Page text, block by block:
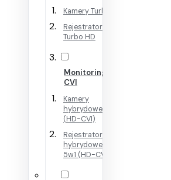
Kamery Turbo HD
Rejestratory
Turbo HD
Monitoring HD-
CVI
Kamery
hybrydowe 4w1
(HD-CVI)
Rejestratory
hybrydowe + IP
5w1 (HD-CVI)